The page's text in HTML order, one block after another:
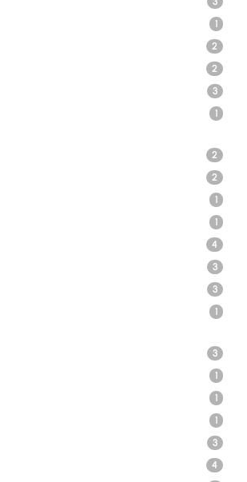
1
2
2
3
1
2
2
1
1
4
3
3
1
3
1
1
1
3
4